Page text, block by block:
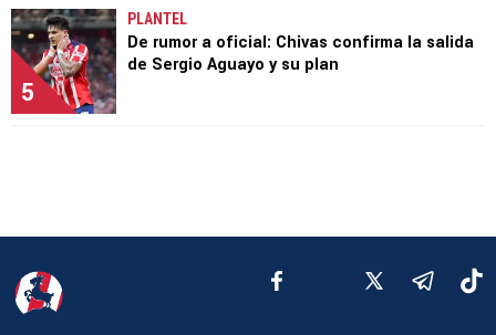
5
PLANTEL
De rumor a oficial: Chivas confirma la salida
de Sergio Aguayo y su plan